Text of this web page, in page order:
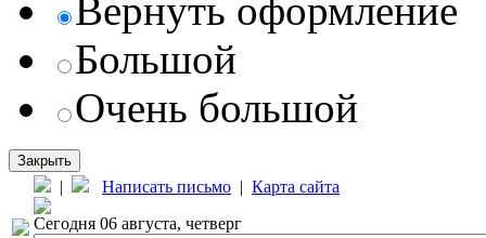
Вернуть оформление
Большой
Очень большой
Закрыть
| Написать письмо | Карта сайта
Сегодня 06 августа, четверг